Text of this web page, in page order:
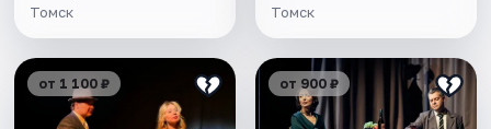
Томск Томск
от 1 100 ₽ от 900 ₽